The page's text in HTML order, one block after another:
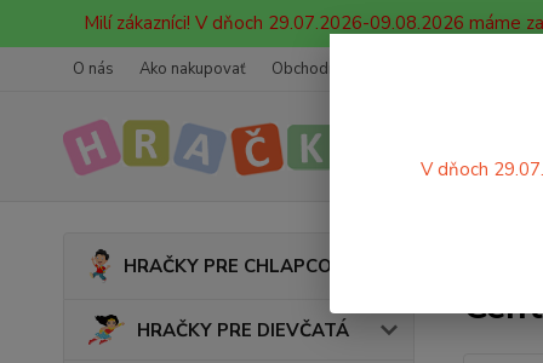
Milí zákazníci! V dňoch 29.07.2026-09.08.2026 máme
O nás Ako nakupovať Obchodné podmienky
HRAČKY PRE CHLAPCOV
HRAČKY PRE DIEVČATÁ
V dňoch